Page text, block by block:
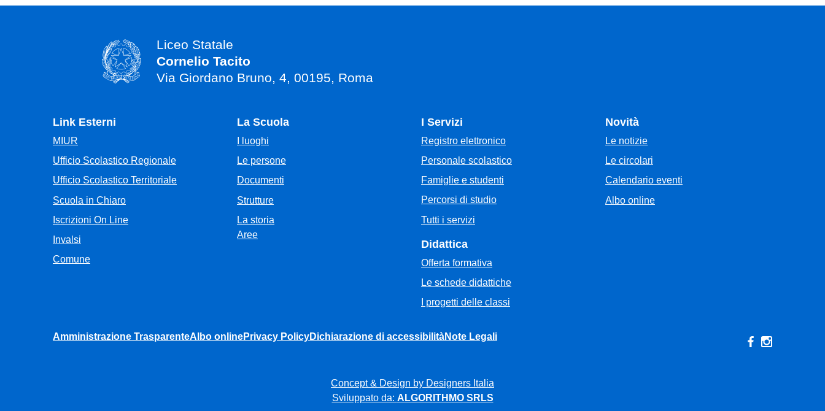
Liceo Statale
Cornelio Tacito
Via Giordano Bruno, 4, 00195, Roma
Link Esterni
MIUR
Ufficio Scolastico Regionale
Ufficio Scolastico Territoriale
Scuola in Chiaro
Iscrizioni On Line
Invalsi
Comune
La Scuola
I luoghi
Le persone
Documenti
Strutture
La storia
Aree
I Servizi
Registro elettronico
Personale scolastico
Famiglie e studenti
Percorsi di studio
Tutti i servizi
Didattica
Offerta formativa
Le schede didattiche
I progetti delle classi
Novità
Le notizie
Le circolari
Calendario eventi
Albo online
Amministrazione TrasparenteAlbo onlinePrivacy PolicyDichiarazione di accessibilitàNote Legali
Concept & Design by Designers Italia
Sviluppato da: ALGORITHMO SRLS